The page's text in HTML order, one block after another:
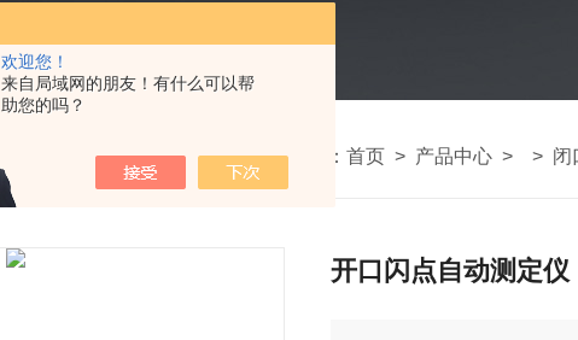
欢迎您！
来自局域网的朋友！有什么可以帮
助您的吗？
我的位置： 首页 > 产品中心 > > 闭
开口闪点自动测定仪